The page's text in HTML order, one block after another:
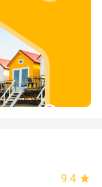
9.4 star